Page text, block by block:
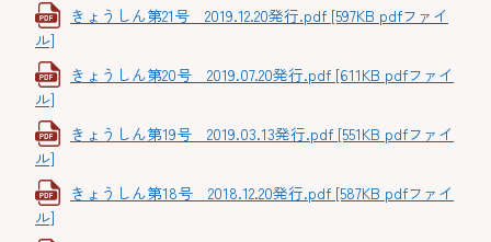
きょうしん第21号 2019.12.20発行.pdf [597KB pdfファイ
ル]
きょうしん第20号 2019.07.20発行.pdf [611KB pdfファイ
ル]
きょうしん第19号 2019.03.13発行.pdf [551KB pdfファイ
ル]
きょうしん第18号 2018.12.20発行.pdf [587KB pdfファイ
ル]